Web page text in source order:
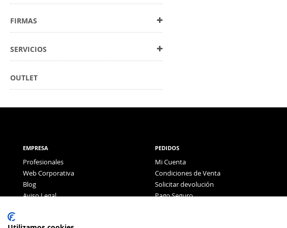
FIRMAS
SERVICIOS
OUTLET
EMPRESA
Profesionales
Web Corporativa
Blog
Aviso Legal
PEDIDOS
Mi Cuenta
Condiciones de Venta
Solicitar devolución
Pago Seguro